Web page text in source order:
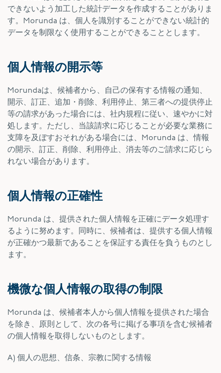
できないよう加工した統計データを作成することがありま
す。Morunda は、個人を識別することができない統計的
データを制限なく使用することができることとします。
個人情報の開示等
Morundaは、候補者から、自己の保有する情報の通知、
開示、訂正、追加・削除、利用停止、第三者への提供停止
等の請求があった場合には、社内規程に従い、速やかに対
処します。ただし、当該請求に応じることが必要な業務に
支障を及ぼすおそれがある場合には、Morunda は、情報
の開示、訂正、削除、利用停止、消去等のご請求に応じら
れない場合があります。
個人情報の正確性
Morunda は、提供された個人情報を正確にデータ処理す
るように努めます。同時に、候補者は、提供する個人情報
が正確かつ最新であることを保証する責任を負うものとし
ます。
機微な個人情報の取得の制限
Morunda は、候補者本人から個人情報を提供された場合
を除き、原則として、次の各号に掲げる事項を含む候補者
の個人情報を取得しないものとします。
A) 個人の思想、信条、宗教に関する情報